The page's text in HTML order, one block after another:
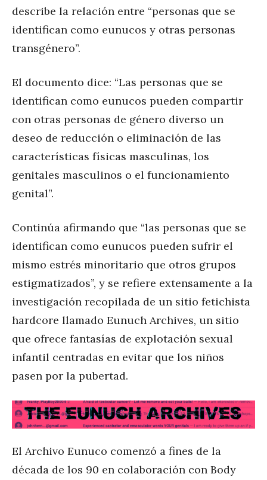
describe la relación entre “personas que se
identifican como eunucos y otras personas
transgénero”.
El documento dice: “Las personas que se
identifican como eunucos pueden compartir
con otras personas de género diverso un
deseo de reducción o eliminación de las
características físicas masculinas, los
genitales masculinos o el funcionamiento
genital”.
Continúa afirmando que “las personas que se
identifican como eunucos pueden sufrir el
mismo estrés minoritario que otros grupos
estigmatizados”, y se refiere extensamente a la
investigación recopilada de un sitio fetichista
hardcore llamado Eunuch Archives, un sitio
que ofrece fantasías de explotación sexual
infantil centradas en evitar que los niños
pasen por la pubertad.
El Archivo Eunuco comenzó a fines de la
década de los 90 en colaboración con Body